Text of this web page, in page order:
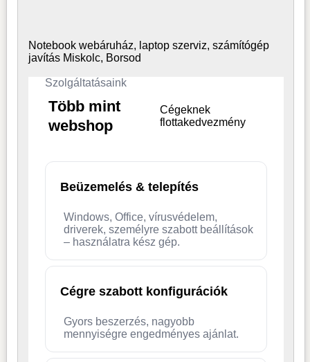
Notebook webáruház, laptop szerviz, számítógép
javítás Miskolc, Borsod
Szolgáltatásaink
Több mint
webshop
Cégeknek
flottakedvezmény
Beüzemelés & telepítés
Windows, Office, vírusvédelem,
driverek, személyre szabott beállítások
– használatra kész gép.
Cégre szabott konfigurációk
Gyors beszerzés, nagyobb
mennyiségre engedményes ajánlat.